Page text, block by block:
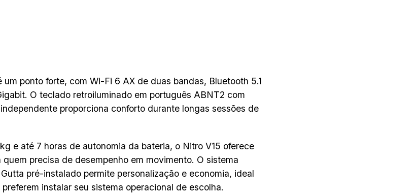
ponto forte, com Wi-Fi 6 AX de duas bandas, Bluetooth 5.1
O teclado retroiluminado em português ABNT2 com
proporciona conforto durante longas sessões de
kg e até 7 horas de autonomia da bateria, o Nitro V15 oferece
quem precisa de desempenho em movimento. O sistema
pré-instalado permite personalização e economia, ideal
instalar seu sistema operacional de escolha.